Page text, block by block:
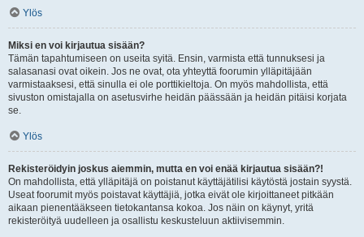
Ylös
Miksi en voi kirjautua sisään?
Tämän tapahtumiseen on useita syitä. Ensin, varmista että tunnuksesi ja
salasanasi ovat oikein. Jos ne ovat, ota yhteyttä foorumin ylläpitäjään
varmistaaksesi, että sinulla ei ole porttikieltoja. On myös mahdollista, että
sivuston omistajalla on asetusvirhe heidän päässään ja heidän pitäisi korjata
se.
Ylös
Rekisteröidyin joskus aiemmin, mutta en voi enää kirjautua sisään?!
On mahdollista, että ylläpitäjä on poistanut käyttäjätilisi käytöstä jostain syystä.
Useat foorumit myös poistavat käyttäjiä, jotka eivät ole kirjoittaneet pitkään
aikaan pienentääkseen tietokantansa kokoa. Jos näin on käynyt, yritä
rekisteröityä uudelleen ja osallistu keskusteluun aktiivisemmin.